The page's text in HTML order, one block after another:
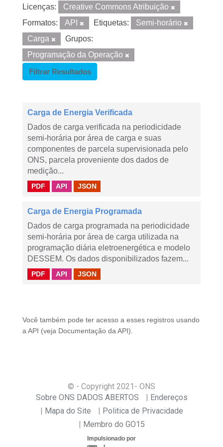
Licenças:
Creative Commons Atribuição
Formatos:
API Etiquetas:
Semi-horário
Carga
Grupos:
Programação da Operação
Filtrar Resultados
Carga de Energia Verificada
Dados de carga verificada na periodicidade
semi-horária por área de carga e suas
componentes de parcela supervisionada pelo
ONS, parcela proveniente dos dados de
medição...
PDF API JSON
Carga de Energia Programada
Dados de carga programada na periodicidade
semi-horária por área de carga utilizada na
programação diária eletroenergética e modelo
DESSEM. Os dados disponibilizados fazem...
PDF API JSON
Você também pode ter acesso a esses registros usando
a API (veja Documentação da API ).
© - Copyright 2021 - ONS
Sobre ONS DADOS ABERTOS
Endereços
Mapa do Site
Politica de Privacidade
Membro do GO15
Impulsionado por